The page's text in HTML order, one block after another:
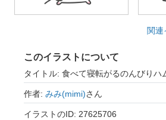
関連
このイラストについて
タイトル: 食べて寝転がるのんびりハ
作者: みみ(mimi)さん
イラストのID: 27625706